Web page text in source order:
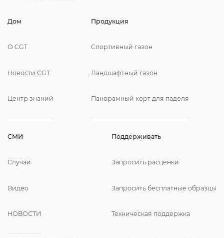
Дом
О CGT
Новости CGT
Центр знаний
Продукция
Спортивный газон
Ландшафтный газон
Панорамный корт для паделя
СМИ
Случаи
Видео
НОВОСТИ
Поддерживать
Запросить расценки
Запросить бесплатные образцы
Техническая поддержка